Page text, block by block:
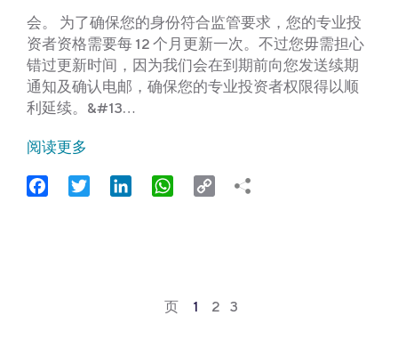
会。 为了确保您的身份符合监管要求，您的专业投
资者资格需要每 12 个月更新一次。不过您毋需担心
错过更新时间，因为我们会在到期前向您发送续期
通知及确认电邮，确保您的专业投资者权限得以顺
利延续。&#13…
阅读更多
FacebookTwitter LinkedIn WhatsApp
Copy
页 1 2 3